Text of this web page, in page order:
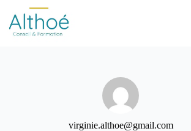
contenu
virginie.althoe@gmail.com